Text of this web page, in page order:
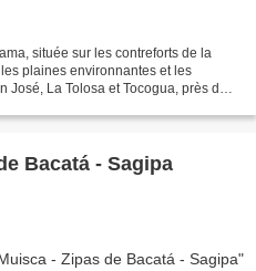
située sur les contreforts de la
plaines environnantes et les
José, La Tolosa et Tocogua, près de
Bacatá - Sagipa